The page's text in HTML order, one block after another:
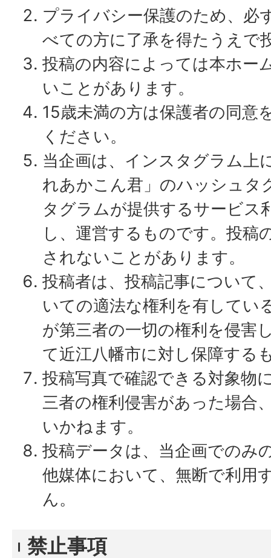
プライバシー保護のため、必
べての方に了承を得たうえで
投稿の内容によっては本ホー
いことがあります。
15歳未満の方は保護者の同意
ください。
当企画は、インスタグラム上
れあかこん君」のハッシュタ
タグラムが提供するサービス
し、運営するものです。投稿
されないことがあります。
投稿者は、投稿記事について
いての適法な権利を有してい
が第三者の一切の権利を侵害
て近江八幡市に対し保障する
投稿写真で確認できる対象物
三者の権利侵害があった場合
いかねます。
投稿データは、当企画でのみ
他媒体において、無断で利用
ん。
禁止事項